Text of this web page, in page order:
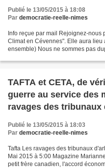
Publié le 13/05/2015 à 18:08
Par democratie-reelle-nimes
Info reçue par mail Rejoignez-nous
Climat en Cévennes". Elle aura
ensemble) Nous ne sommes pas
TAFTA et CETA, de
guerre au service des
ravages des
Publié le 13/05/2015 à 18:03
Par democratie-reelle-nimes
Tafta Les ravages des tribunaux
Mai 2015 à 5:00 Magazine
petit frère canadien, l'accord